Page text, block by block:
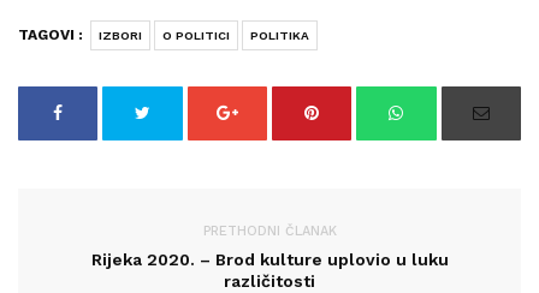
TAGOVI : IZBORI O POLITICI POLITIKA
PRETHODNI ČLANAK
Rijeka 2020. – Brod kulture uplovio u luku
različitosti